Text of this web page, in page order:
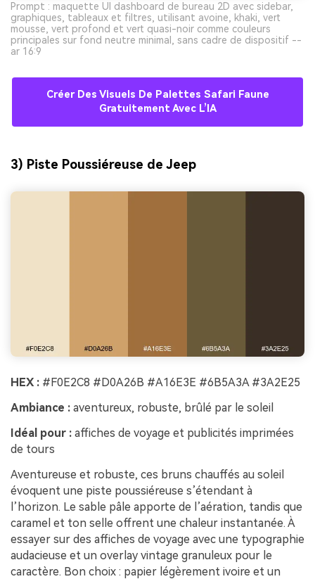
Prompt : maquette UI dashboard de bureau 2D avec sidebar,
graphiques, tableaux et filtres, utilisant avoine, khaki, vert
mousse, vert profond et vert quasi-noir comme couleurs
principales sur fond neutre minimal, sans cadre de dispositif --
ar 16:9
Créer Des Visuels De Palettes Safari Faune
Gratuitement Avec L’IA
3) Piste Poussiéreuse de Jeep
HEX : #F0E2C8 #D0A26B #A16E3E #6B5A3A #3A2E25
Ambiance : aventureux, robuste, brûlé par le soleil
Idéal pour : affiches de voyage et publicités imprimées
de tours
Aventureuse et robuste, ces bruns chauffés au soleil
évoquent une piste poussiéreuse s’étendant à
l’horizon. Le sable pâle apporte de l’aération, tandis que
caramel et ton selle offrent une chaleur instantanée. À
essayer sur des affiches de voyage avec une typographie
audacieuse et un overlay vintage granuleux pour le
caractère. Bon choix : papier légèrement ivoire et un